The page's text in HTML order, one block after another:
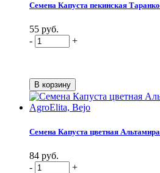
Семена Капуста пекинская
55 руб.
-
+
Семена Капуста цветная
84 руб.
-
+